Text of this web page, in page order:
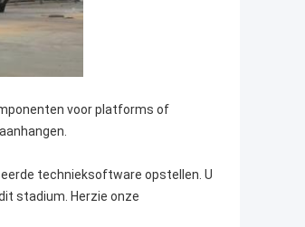
voor platforms of
technieksoftware opstellen. U
stadium. Herzie onze